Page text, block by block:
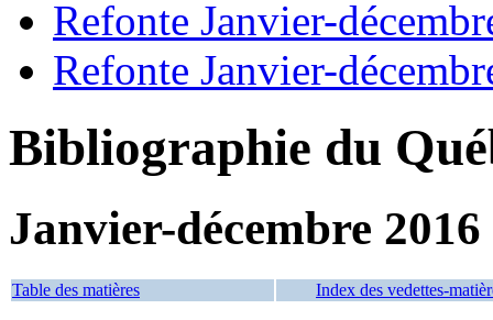
Refonte Janvier-
Refonte Janvier-
Bibliographie du
Janvier-décembre 2016
Table des matières Index des vedettes-